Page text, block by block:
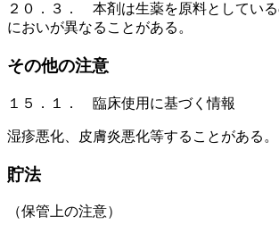
２０．３． 本剤は生薬を原料としている
においが異なることがある。
その他の注意
１５．１． 臨床使用に基づく情報
湿疹悪化、皮膚炎悪化等することがある。
貯法
（保管上の注意）